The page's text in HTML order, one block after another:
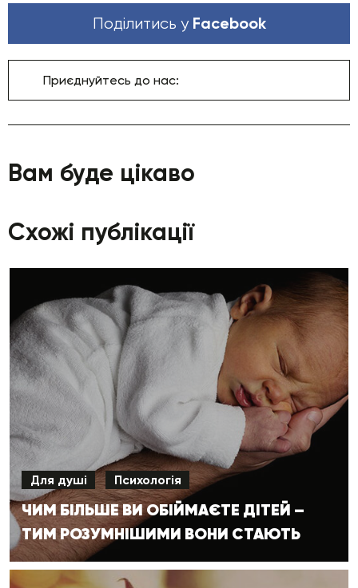
Поділитись у Facebook
Приєднуйтесь до нас:
Вам буде цікаво
Схожі публікації
Для душі Психологія
ЧИМ БІЛЬШЕ ВИ ОБІЙМАЄТЕ ДІТЕЙ –
ТИМ РОЗУМНІШИМИ ВОНИ СТАЮТЬ